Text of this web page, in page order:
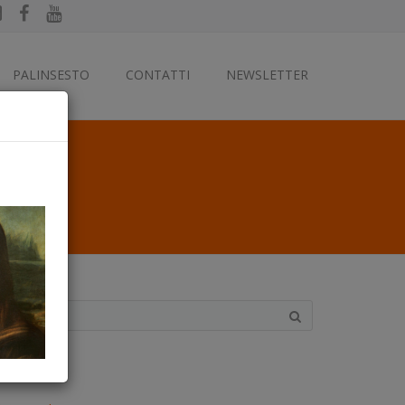
PALINSESTO CONTATTI NEWSLETTER